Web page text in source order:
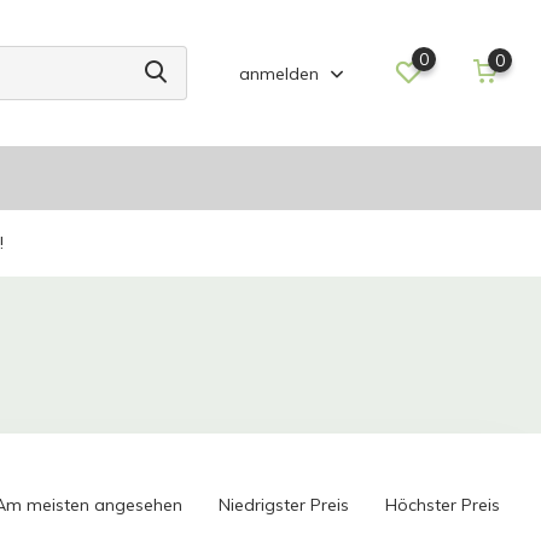
anmelden
0 0
meisten angesehen Niedrigster Preis Höchster Preis